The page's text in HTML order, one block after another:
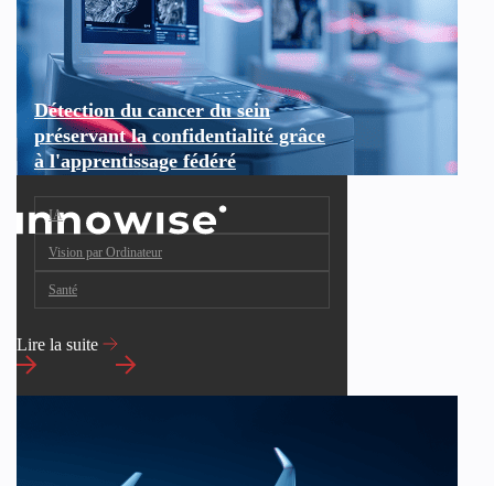
Détection du cancer du sein
préservant la confidentialité grâce
à l'apprentissage fédéré
IA
Vision par Ordinateur
Santé
Lire la suite